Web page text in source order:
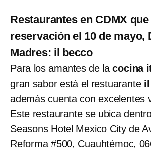
Restaurantes en CDMX
reservación el 10 de mayo,
Madres: il becco
Para los amantes de lacocina
gran sabor está el restuarante
además cuenta con excelentes
Este restaurante se ubica
Seasons Hotel Mexico City de
Reforma #500, Cuauhtémoc,